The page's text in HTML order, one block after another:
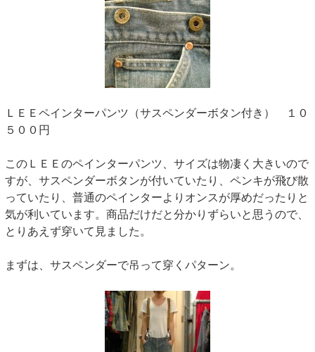
ＬＥＥペインターパンツ（サスペンダーボタン付き） １０
５００円
このＬＥＥのペインターパンツ、サイズは物凄く大きいので
すが、サスペンダーボタンが付いていたり、ペンキが飛び散
っていたり、普通のペインターよりオンスが厚めだったりと
気が利いています。商品だけだと分かりずらいと思うので、
とりあえず穿いて見ました。
まずは、サスペンダーで吊って穿くパターン。